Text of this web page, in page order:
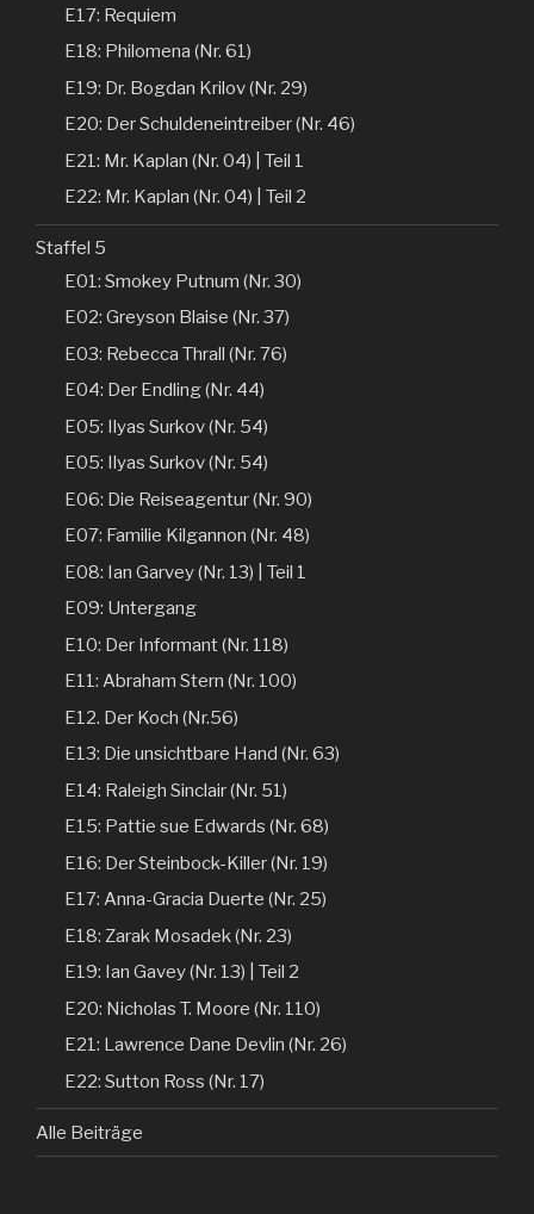
E17: Requiem
E18: Philomena (Nr. 61)
E19: Dr. Bogdan Krilov (Nr. 29)
E20: Der Schuldeneintreiber (Nr. 46)
E21: Mr. Kaplan (Nr. 04) | Teil 1
E22: Mr. Kaplan (Nr. 04) | Teil 2
Staffel 5
E01: Smokey Putnum (Nr. 30)
E02: Greyson Blaise (Nr. 37)
E03: Rebecca Thrall (Nr. 76)
E04: Der Endling (Nr. 44)
E05: Ilyas Surkov (Nr. 54)
E05: Ilyas Surkov (Nr. 54)
E06: Die Reiseagentur (Nr. 90)
E07: Familie Kilgannon (Nr. 48)
E08: Ian Garvey (Nr. 13) | Teil 1
E09: Untergang
E10: Der Informant (Nr. 118)
E11: Abraham Stern (Nr. 100)
E12. Der Koch (Nr.56)
E13: Die unsichtbare Hand (Nr. 63)
E14: Raleigh Sinclair (Nr. 51)
E15: Pattie sue Edwards (Nr. 68)
E16: Der Steinbock-Killer (Nr. 19)
E17: Anna-Gracia Duerte (Nr. 25)
E18: Zarak Mosadek (Nr. 23)
E19: Ian Gavey (Nr. 13) | Teil 2
E20: Nicholas T. Moore (Nr. 110)
E21: Lawrence Dane Devlin (Nr. 26)
E22: Sutton Ross (Nr. 17)
Alle Beiträge